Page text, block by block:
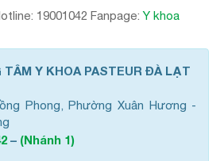
19001042 Fanpage:Y khoa
TÂM Y KHOA PASTEUR ĐÀ LẠT
Phong, Phường Xuân Hương -
– (Nhánh 1)